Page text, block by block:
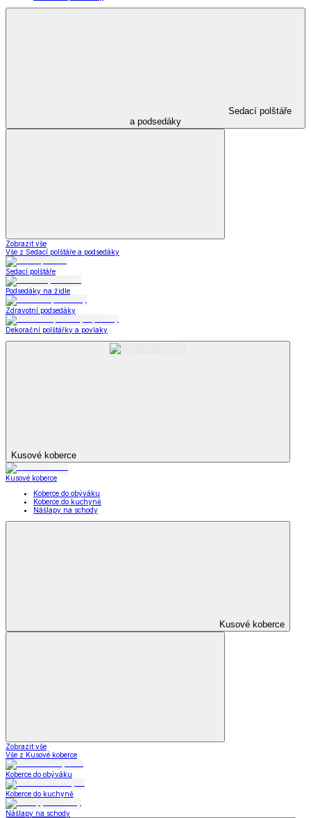
Sedací polštáře
a podsedáky
Zobrazit vše
Vše z Sedací polštáře a podsedáky
Sedací polštáře
Podsedáky na židle
Zdravotní podsedáky
Dekorační polštářky a povlaky
Kusové koberce
Kusové koberce
Koberce do obýváku
Koberce do kuchyně
Nášlapy na schody
Kusové koberce
Zobrazit vše
Vše z Kusové koberce
Koberce do obýváku
Koberce do kuchyně
Nášlapy na schody